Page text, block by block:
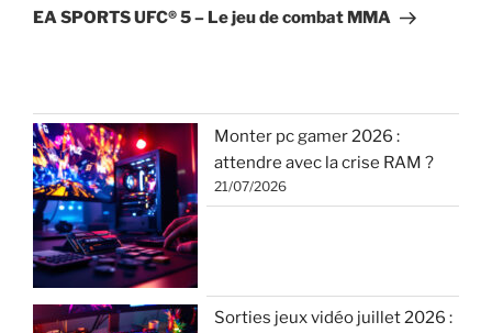
suivant
EA SPORTS UFC® 5 – Le jeu de combat MMA
Monter pc gamer 2026 :
attendre avec la crise RAM ?
21/07/2026
Sorties jeux vidéo juillet 2026 :